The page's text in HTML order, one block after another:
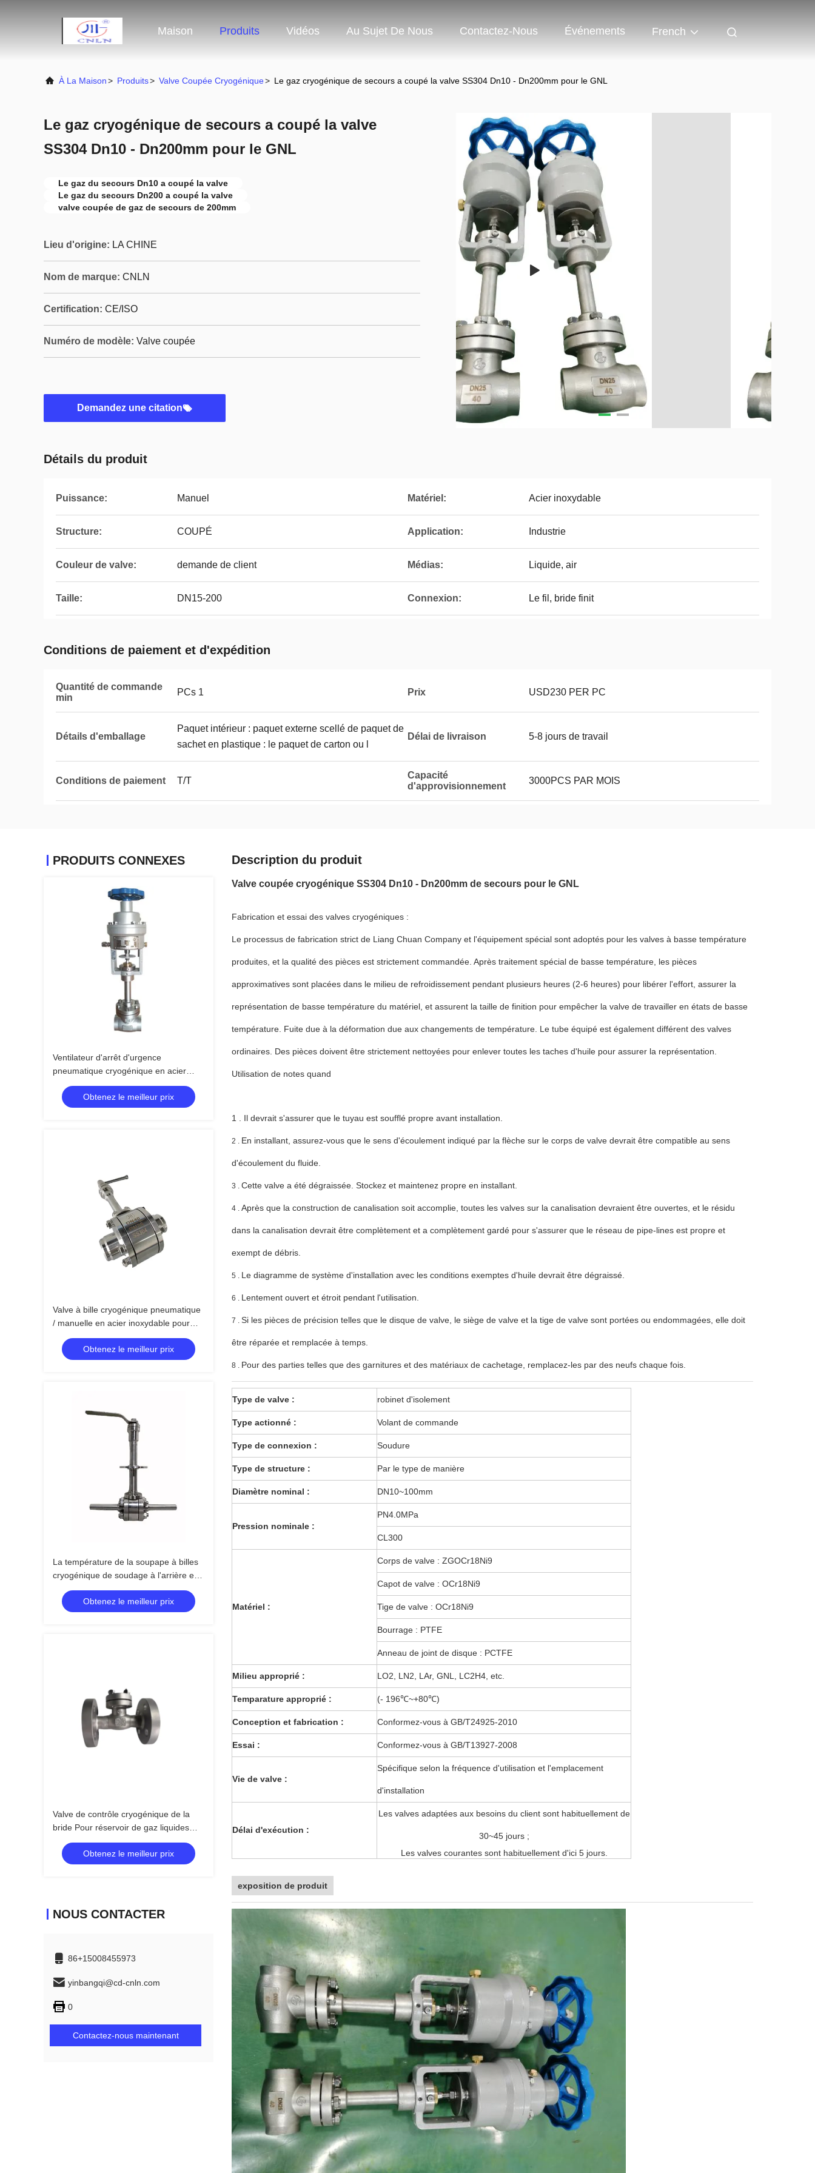
Maison Produits Vidéos Au Sujet De Nous Contactez-Nous Événements French
À La Maison> Produits> Valve Coupée Cryogénique> Le gaz cryogénique de secours a coupé la valve SS304 Dn10 - Dn200mm pour le GNL
Le gaz cryogénique de secours a coupé la valve
SS304 Dn10 - Dn200mm pour le GNL
Le gaz du secours Dn10 a coupé la valve
Le gaz du secours Dn200 a coupé la valve
valve coupée de gaz de secours de 200mm
Lieu d'origine: LA CHINE
Nom de marque: CNLN
Certification: CE/ISO
Numéro de modèle: Valve coupée
Demandez une citation
Détails du produit
Puissance: Manuel Matériel: Acier inoxydable
Structure: COUPÉ Application: Industrie
Couleur de valve: demande de client Médias: Liquide, air
Taille: DN15-200 Connexion: Le fil, bride finit
Conditions de paiement et d'expédition
Quantité de commande
min
PCs 1 Prix USD230 PER PC
Détails d'emballage
Paquet intérieur : paquet externe scellé de paquet de
sachet en plastique : le paquet de carton ou l
Délai de livraison 5-8 jours de travail
Conditions de paiement T/T
Capacité
d'approvisionnement
3000PCS PAR MOIS
PRODUITS CONNEXES
Ventilateur d'arrêt d'urgence
pneumatique cryogénique en acier
inoxydable pour GNL, LAR
Obtenez le meilleur prix
Valve à bille cryogénique pneumatique
/ manuelle en acier inoxydable pour
gaz liquides
Obtenez le meilleur prix
La température de la soupape à billes
cryogénique de soudage à l'arrière est
comprise entre -196°C et 80°C pour
les gaz liquides
Obtenez le meilleur prix
Valve de contrôle cryogénique de la
bride Pour réservoir de gaz liquides
LNG LOX LIN LAR LCO2
Obtenez le meilleur prix
NOUS CONTACTER
86+15008455973
yinbangqi@cd-cnln.com
0
Contactez-nous maintenant
Description du produit
Valve coupée cryogénique SS304 Dn10 - Dn200mm de secours pour le GNL
Fabrication et essai des valves cryogéniques :
Le processus de fabrication strict de Liang Chuan Company et l'équipement spécial sont adoptés pour les valves à basse température
produites, et la qualité des pièces est strictement commandée. Après traitement spécial de basse température, les pièces
approximatives sont placées dans le milieu de refroidissement pendant plusieurs heures (2-6 heures) pour libérer l'effort, assurer la
représentation de basse température du matériel, et assurent la taille de finition pour empêcher la valve de travailler en états de basse
température. Fuite due à la déformation due aux changements de température. Le tube équipé est également différent des valves
ordinaires. Des pièces doivent être strictement nettoyées pour enlever toutes les taches d'huile pour assurer la représentation.
Utilisation de notes quand
1 . Il devrait s'assurer que le tuyau est soufflé propre avant installation.
2 . En installant, assurez-vous que le sens d'écoulement indiqué par la flèche sur le corps de valve devrait être compatible au sens
d'écoulement du fluide.
3 . Cette valve a été dégraissée. Stockez et maintenez propre en installant.
4 . Après que la construction de canalisation soit accomplie, toutes les valves sur la canalisation devraient être ouvertes, et le résidu
dans la canalisation devrait être complètement et a complètement gardé pour s'assurer que le réseau de pipe-lines est propre et
exempt de débris.
5 . Le diagramme de système d'installation avec les conditions exemptes d'huile devrait être dégraissé.
6 . Lentement ouvert et étroit pendant l'utilisation.
7 . Si les pièces de précision telles que le disque de valve, le siège de valve et la tige de valve sont portées ou endommagées, elle doit
être réparée et remplacée à temps.
8 . Pour des parties telles que des garnitures et des matériaux de cachetage, remplacez-les par des neufs chaque fois.
Type de valve : robinet d'isolement
Type actionné : Volant de commande
Type de connexion : Soudure
Type de structure : Par le type de manière
Diamètre nominal : DN10~100mm
Pression nominale :
PN4.0MPa
CL300
Matériel :
Corps de valve : ZGOCr18Ni9
Capot de valve : OCr18Ni9
Tige de valve : OCr18Ni9
Bourrage : PTFE
Anneau de joint de disque : PCTFE
Milieu approprié : LO2, LN2, LAr, GNL, LC2H4, etc.
Temparature approprié : (- 196℃~+80℃)
Conception et fabrication : Conformez-vous à GB/T24925-2010
Essai : Conformez-vous à GB/T13927-2008
Vie de valve :
Spécifique selon la fréquence d'utilisation et l'emplacement
d'installation
Délai d'exécution :
Les valves adaptées aux besoins du client sont habituellement de
30~45 jours ;
Les valves courantes sont habituellement d'ici 5 jours.
exposition de produit